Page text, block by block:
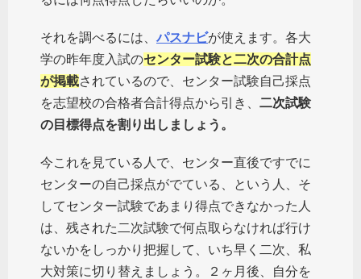
それを調べるには、 パスナビが使えます。各大
学の昨年度入試のセンター試験と二次の合計点
が掲載されているので、センター試験自己採点
を志望校の合格者合計得点から引き、 二次試験
の目標得点を割り出しましょう。
今これを見ている人で、センター直後ですでに
センターの自己採点がでている、という人、そ
してセンター試験であまり得点できなかった人
は、残された二次試験で何点取らなければ行け
ないかをしっかり把握して、いち早く二次、私
大対策に切り替えましょう。２ヶ月後、自分を